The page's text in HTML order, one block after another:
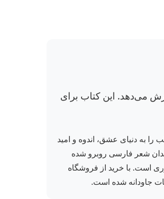
می‌دهد. این کتاب برای
به دنیای عشق، اندوه و امید
شعر فارسی روبرو شده
است. با خرید از فروشگاه
جاودانه شده است.